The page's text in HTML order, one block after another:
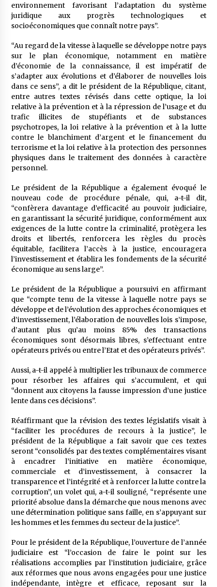
environnement favorisant l’adaptation du système
juridique aux progrès technologiques et
socioéconomiques que connaît notre pays”.
“Au regard de la vitesse à laquelle se développe notre pays
sur le plan économique, notamment en matière
d’économie de la connaissance, il est impératif de
s’adapter aux évolutions et d’élaborer de nouvelles lois
dans ce sens”, a dit le président de la République, citant,
entre autres textes révisés dans cette optique, la loi
relative à la prévention et à la répression de l’usage et du
trafic illicites de stupéfiants et de substances
psychotropes, la loi relative à la prévention et à la lutte
contre le blanchiment d’argent et le financement du
terrorisme et la loi relative à la protection des personnes
physiques dans le traitement des données à caractère
personnel.
Le président de la République a également évoqué le
nouveau code de procédure pénale, qui, a-t-il dit,
“confèrera davantage d’efficacité au pouvoir judiciaire,
en garantissant la sécurité juridique, conformément aux
exigences de la lutte contre la criminalité, protègera les
droits et libertés, renforcera les règles du procès
équitable, facilitera l’accès à la justice, encouragera
l’investissement et établira les fondements de la sécurité
économique au sens large”.
Le président de la République a poursuivi en affirmant
que “compte tenu de la vitesse à laquelle notre pays se
développe et de l’évolution des approches économiques et
d’investissement, l’élaboration de nouvelles lois s’impose,
d’autant plus qu’au moins 85% des transactions
économiques sont désormais libres, s’effectuant entre
opérateurs privés ou entre l’Etat et des opérateurs privés”.
Aussi, a-t-il appelé à multiplier les tribunaux de commerce
pour résorber les affaires qui s’accumulent, et qui
“donnent aux citoyens la fausse impression d’une justice
lente dans ces décisions”.
Réaffirmant que la révision des textes législatifs visait à
“faciliter les procédures de recours à la justice”, le
président de la République a fait savoir que ces textes
seront “consolidés par des textes complémentaires visant
à encadrer l’initiative en matière économique,
commerciale et d’investissement, à consacrer la
transparence et l’intégrité et à renforcer la lutte contre la
corruption”, un volet qui, a-t-il souligné, “représente une
priorité absolue dans la démarche que nous menons avec
une détermination politique sans faille, en s’appuyant sur
les hommes et les femmes du secteur de la justice”.
Pour le président de la République, l’ouverture de l’année
judiciaire est “l’occasion de faire le point sur les
réalisations accomplies par l’institution judiciaire, grâce
aux réformes que nous avons engagées pour une justice
indépendante, intègre et efficace, reposant sur la